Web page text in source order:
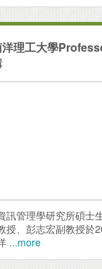
洋理工大學
訊管理學研究所碩士
授、彭志宏副教授於
...more